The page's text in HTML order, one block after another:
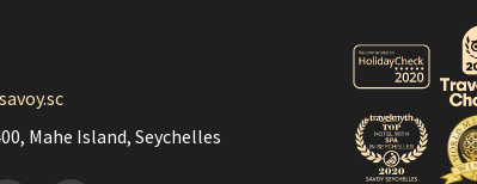
Mahe Island, Seychelles